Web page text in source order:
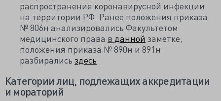
распространения коронавирусной инфекции
на территории РФ. Ранее положения приказа
№ 806н анализировались Факультетом
медицинского права в данной заметке,
положения приказа № 890н и 891н
разбирались здесь
Категории лиц, подлежащих аккредитации
и мораторий